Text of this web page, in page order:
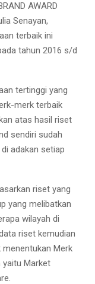
AWARD
Senayan,
terbaik ini
tahun 2016 s/d
tertinggi yang
merk terbaik
atas hasil riset
sendiri sudah
adakan setiap
riset yang
yang melibatkan
wilayah di
riset kemudian
Merk
yaitu Market